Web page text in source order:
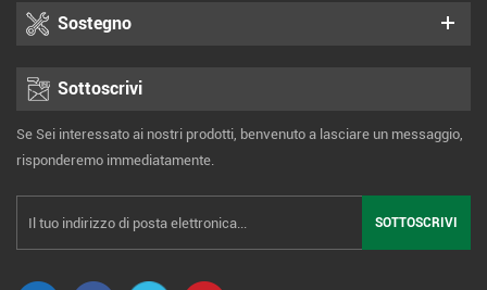
Sostegno
Sottoscrivi
Se Sei interessato ai nostri prodotti, benvenuto a lasciare un messaggio,
risponderemo immediatamente.